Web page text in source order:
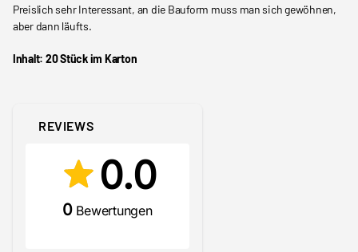
Preislich sehr Interessant, an die Bauform muss man sich gewöhnen,
aber dann läufts.
Inhalt: 20 Stück im Karton
REVIEWS
0.0
0 Bewertungen